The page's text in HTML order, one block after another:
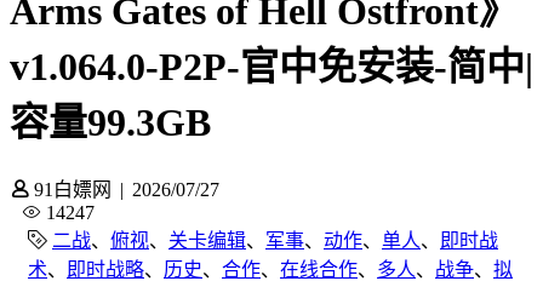
Arms Gates of Hell Ostfront》
v1.064.0-P2P-官中免安装-简中|
容量99.3GB
91白嫖网 | 2026/07/27
14247
二战、 俯视、 关卡编辑、 军事、 动作、 单人、
即时战
术、 即时战略、 历史、 合作、 在线合作、 多人、 战争、 拟